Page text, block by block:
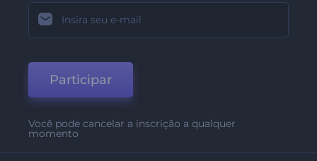
Participar
Você pode cancelar a inscrição a qualquer
momento